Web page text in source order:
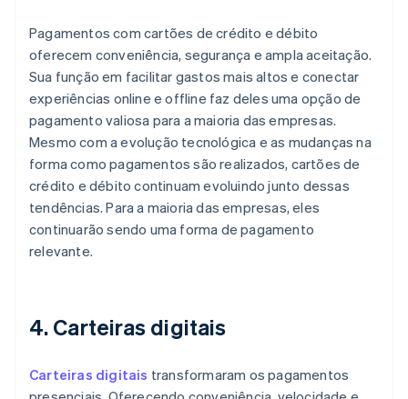
Pagamentos com cartões de crédito e débito
oferecem conveniência, segurança e ampla aceitação.
Sua função em facilitar gastos mais altos e conectar
experiências online e offline faz deles uma opção de
pagamento valiosa para a maioria das empresas.
Mesmo com a evolução tecnológica e as mudanças na
forma como pagamentos são realizados, cartões de
crédito e débito continuam evoluindo junto dessas
tendências. Para a maioria das empresas, eles
continuarão sendo uma forma de pagamento
relevante.
4. Carteiras​ digitais​
Carteiras digitais transformaram os pagamentos